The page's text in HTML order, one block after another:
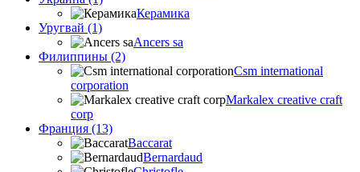
Керамика
Уругвай (1)
Ancers sa
Филиппины (2)
Csm international
corporation
Markalex creative craft
corp
Франция (13)
Baccarat
Bernardaud